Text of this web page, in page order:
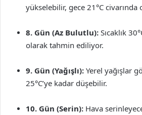
yükselebilir, gece 21°C civarında
8. Gün (Az Bulutlu): Sıcaklık
olarak tahmin ediliyor.
9. Gün (Yağışlı): Yerel yağışlar
25°C’ye kadar düşebilir.
10. Gün (Serin): Hava